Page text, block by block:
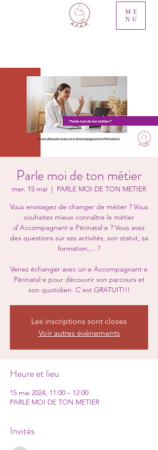
ME
NU
Parle moi de ton métier
mer. 15 mai
  |
PARLE MOI DE TON METIER
Vous envisagez de changer de métier ? Vous
souhaitez mieux connaître le métier
d'Accompagnant·e Périnatal·e ? Vous avez
des questions sur ses activités, son statut, sa
formation,... ?
Venez échanger avec un·e Accompagnant·e
Périnatal·e pour découvrir son parcours et
son quotidien. C'est GRATUIT!!!
Les inscriptions sont closes
Voir autres événements
Heure et lieu
15 mai 2024, 11:00 – 12:00
PARLE MOI DE TON METIER
Invités